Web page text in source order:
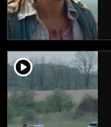
player2